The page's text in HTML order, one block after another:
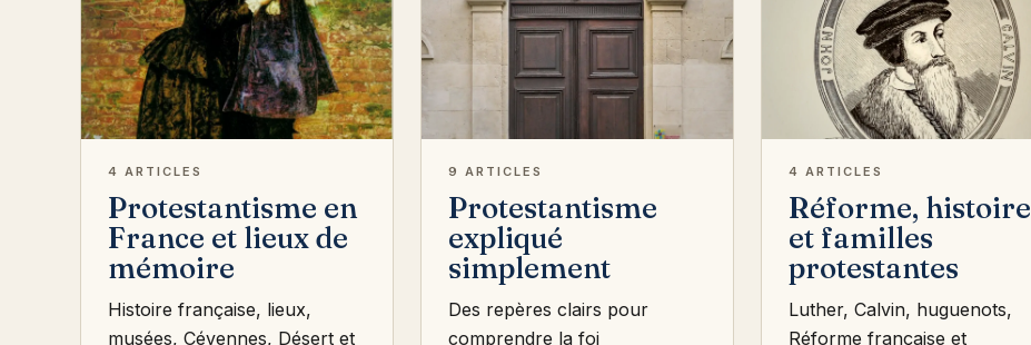
4 ARTICLES
Protestantisme en
France et lieux de
mémoire
Histoire française, lieux,
musées, Cévennes, Désert et
9 ARTICLES
Protestantisme
expliqué
simplement
Des repères clairs pour
comprendre la foi
4 ARTICLES
Réforme, histoire
et familles
protestantes
Luther, Calvin, huguenots,
Réforme française et